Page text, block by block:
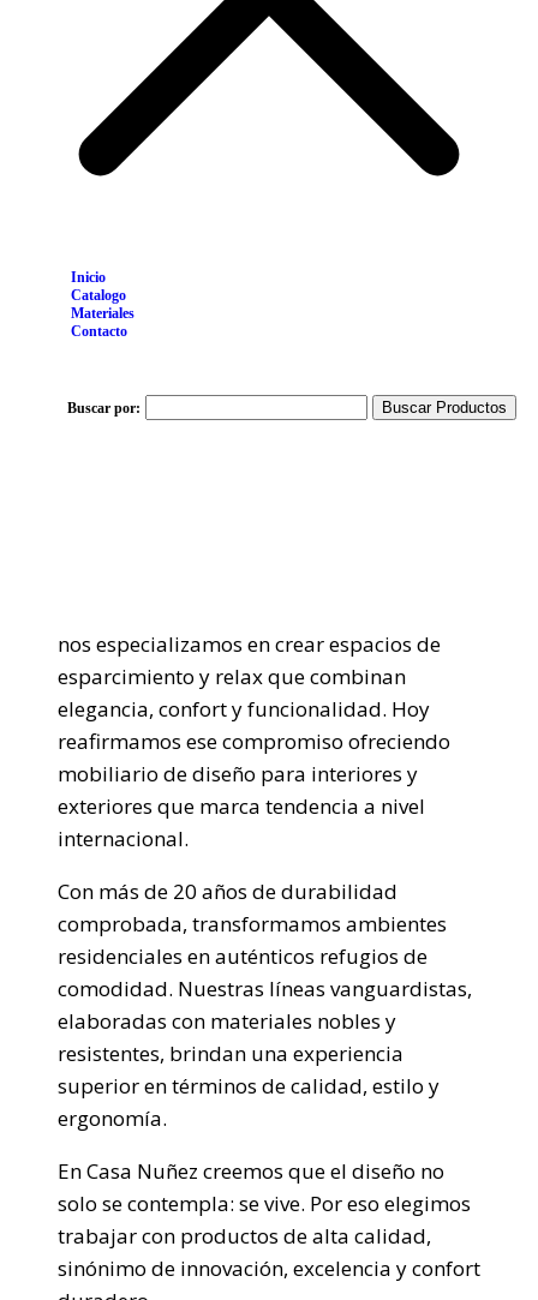
Inicio
Catalogo
Materiales
Contacto
Buscar por: Buscar Productos
nos especializamos en crear espacios de
esparcimiento y relax que combinan
elegancia, confort y funcionalidad. Hoy
reafirmamos ese compromiso ofreciendo
mobiliario de diseño para interiores y
exteriores que marca tendencia a nivel
internacional.
Con más de 20 años de durabilidad
comprobada, transformamos ambientes
residenciales en auténticos refugios de
comodidad. Nuestras líneas vanguardistas,
elaboradas con materiales nobles y
resistentes, brindan una experiencia
superior en términos de calidad, estilo y
ergonomía.
En Casa Nuñez creemos que el diseño no
solo se contempla: se vive. Por eso elegimos
trabajar con productos de alta calidad,
sinónimo de innovación, excelencia y confort